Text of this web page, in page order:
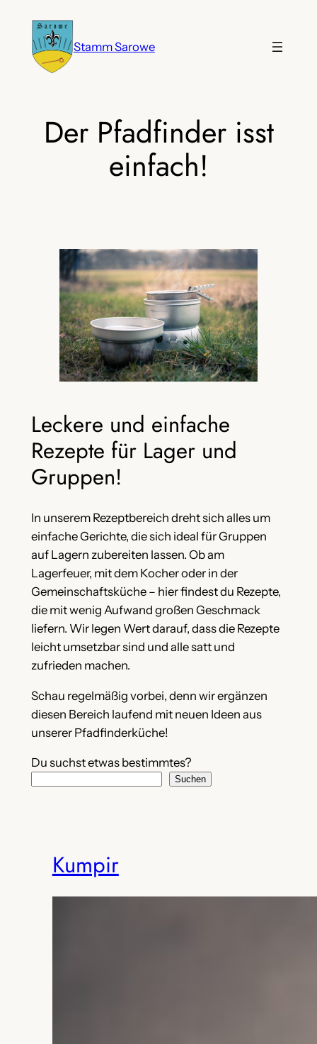
springen
Stamm Sarowe
Der Pfadfinder isst
einfach!
Leckere und einfache
Rezepte für Lager und
Gruppen!
In unserem Rezeptbereich dreht sich alles um
einfache Gerichte, die sich ideal für Gruppen
auf Lagern zubereiten lassen. Ob am
Lagerfeuer, mit dem Kocher oder in der
Gemeinschaftsküche – hier findest du Rezepte,
die mit wenig Aufwand großen Geschmack
liefern. Wir legen Wert darauf, dass die Rezepte
leicht umsetzbar sind und alle satt und
zufrieden machen.
Schau regelmäßig vorbei, denn wir ergänzen
diesen Bereich laufend mit neuen Ideen aus
unserer Pfadfinderküche!
Du suchst etwas bestimmtes?
Suchen
Kumpir